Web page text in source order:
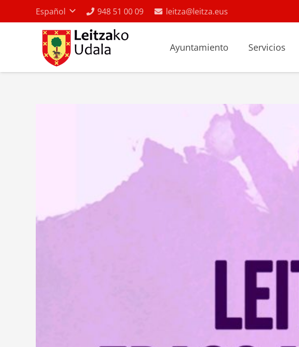
Español 948 51 00 09 leitza@leitza.eus
Ayuntamiento Servicios